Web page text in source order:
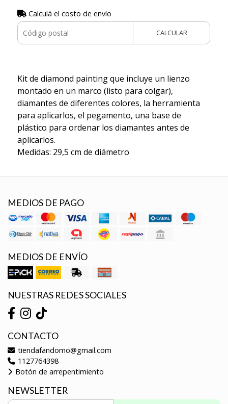
Calculá el costo de envío
CALCULAR
Kit de diamond painting que incluye un lienzo
montado en un marco (listo para colgar),
diamantes de diferentes colores, la herramienta
para aplicarlos, el pegamento, una base de
plástico para ordenar los diamantes antes de
aplicarlos.
Medidas: 29,5 cm de diámetro
MEDIOS DE PAGO
MEDIOS DE ENVÍO
NUESTRAS REDES SOCIALES
CONTACTO
tiendafandomo@gmail.com
1127764398
Botón de arrepentimiento
NEWSLETTER